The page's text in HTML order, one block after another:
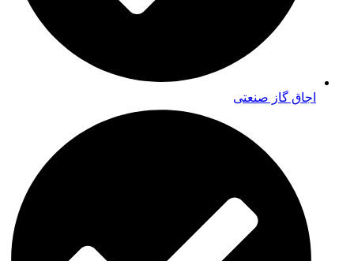
اجاق گاز صنعتی